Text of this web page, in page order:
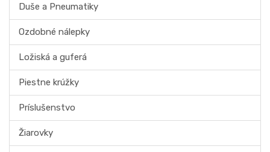
Duše a Pneumatiky
Ozdobné nálepky
Ložiská a guferá
Piestne krúžky
Príslušenstvo
Žiarovky